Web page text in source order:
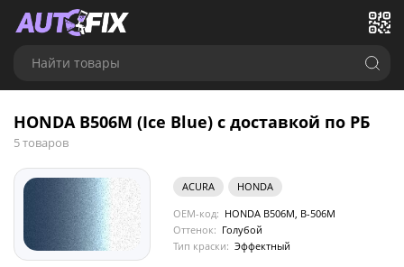
Найти товары
HONDA B506M (Ice Blue) с доставкой по РБ
5 товаров
ACURA
HONDA
OEM-код: HONDA B506M, B-506M
Оттенок: Голубой
Тип краски: Эффектный